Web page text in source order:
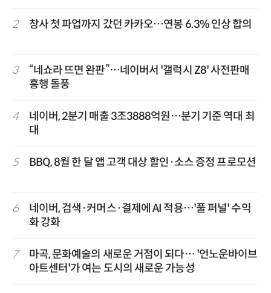
2 창사 첫 파업까지 갔던 카카오…연봉 6.3% 인상 합의
3
“네쇼라 뜨면 완판”…네이버서 '갤럭시 Z8' 사전판매
흥행 돌풍
4
네이버, 2분기 매출 3조3888억원…분기 기준 역대 최
대
5 BBQ, 8월 한 달 앱 고객 대상 할인·소스 증정 프로모션
6
네이버, 검색·커머스·결제에 AI 적용…'풀 퍼널' 수익
화 강화
7
마곡, 문화예술의 새로운 거점이 되다… '언노운바이브
아트센터'가 여는 도시의 새로운 가능성